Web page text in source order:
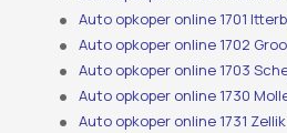
Auto opkoper online 1701
Auto opkoper online 1702
Auto opkoper online 1703
Auto opkoper online 1730
Auto opkoper online 1731 Zellik